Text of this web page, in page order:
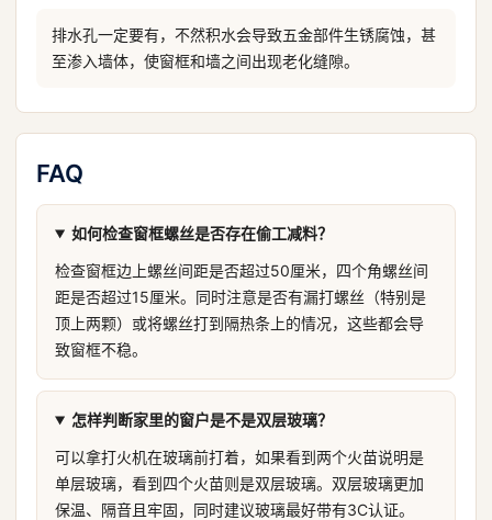
排水孔一定要有，不然积水会导致五金部件生锈腐蚀，甚
至渗入墙体，使窗框和墙之间出现老化缝隙。
FAQ
如何检查窗框螺丝是否存在偷工减料？
检查窗框边上螺丝间距是否超过50厘米，四个角螺丝间
距是否超过15厘米。同时注意是否有漏打螺丝（特别是
顶上两颗）或将螺丝打到隔热条上的情况，这些都会导
致窗框不稳。
怎样判断家里的窗户是不是双层玻璃？
可以拿打火机在玻璃前打着，如果看到两个火苗说明是
单层玻璃，看到四个火苗则是双层玻璃。双层玻璃更加
保温、隔音且牢固，同时建议玻璃最好带有3C认证。